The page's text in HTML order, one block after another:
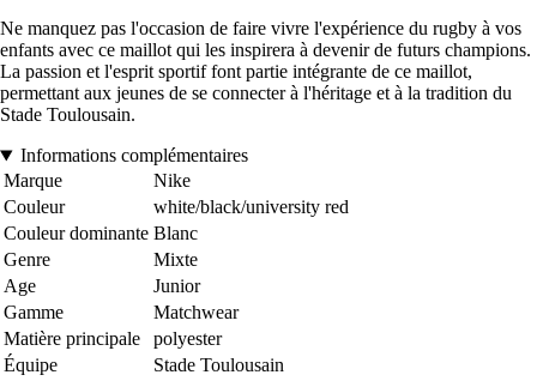
Ne manquez pas l'occasion de faire vivre l'expérience du rugby à vos
enfants avec ce maillot qui les inspirera à devenir de futurs champions.
La passion et l'esprit sportif font partie intégrante de ce maillot,
permettant aux jeunes de se connecter à l'héritage et à la tradition du
Stade Toulousain.
Informations complémentaires
Marque
Nike
Couleur
white/black/university red
Couleur dominante Blanc
Genre
Mixte
Age
Junior
Gamme
Matchwear
Matière principale
polyester
Équipe
Stade Toulousain